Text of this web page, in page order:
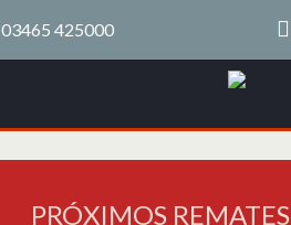
03465 425000
PRÓXIMOS REMATES